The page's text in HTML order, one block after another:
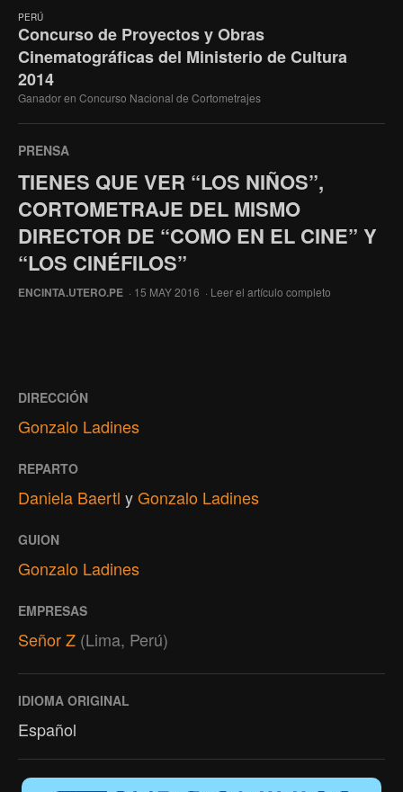
PERÚ
Concurso de Proyectos y Obras
Cinematográficas del Ministerio de Cultura
2014
Ganador en Concurso Nacional de Cortometrajes
PRENSA
TIENES QUE VER “LOS NIÑOS”,
CORTOMETRAJE DEL MISMO
DIRECTOR DE “COMO EN EL CINE” Y
“LOS CINÉFILOS”
ENCINTA.UTERO.PE · 15 MAY 2016 · Leer el artículo completo
DIRECCIÓN
Gonzalo Ladines
REPARTO
Daniela Baertl yGonzalo Ladines
GUION
Gonzalo Ladines
EMPRESAS
Señor Z (Lima, Perú)
IDIOMA ORIGINAL
Español